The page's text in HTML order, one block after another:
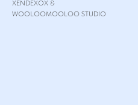
XENDEXOX &
WOOLOOMOOLOO STUDIO